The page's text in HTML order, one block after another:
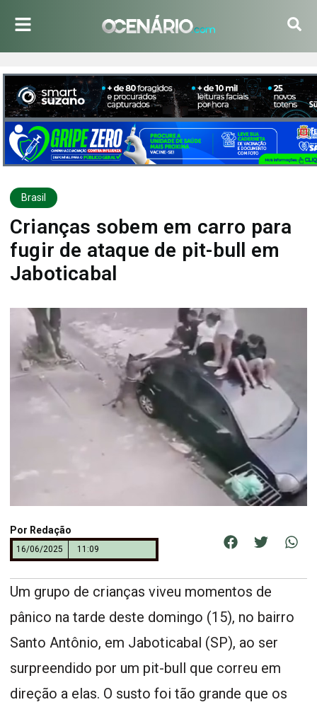
Brasil
Crianças sobem em carro para
fugir de ataque de pit-bull em
Jaboticabal
Por Redação
16/06/2025 11:09
Um grupo de crianças viveu momentos de
pânico na tarde deste domingo (15), no bairro
Santo Antônio, em Jaboticabal (SP), ao ser
surpreendido por um pit-bull que correu em
direção a elas. O susto foi tão grande que os